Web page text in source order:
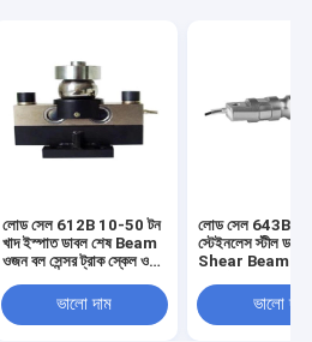
লোড সেল 612B 10-50 টন
খাদ ইস্পাত ডাবল শেষ Beam
ওজন বল সেন্সর ট্রাক স্কেল ওজন
0.002mV / V জন্য উপরের
কভার হবে
ভালো দাম
লোড সেল 643B
স্টেইনলেস স্টীল
Shear Beam
3.0mV / Vভালো দাম